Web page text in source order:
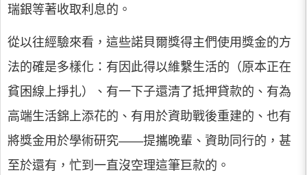
瑞銀等著收取利息的。
從以往經驗來看，這些諾貝爾獎得主們使用獎金的方
法的確是多樣化：有因此得以維繫生活的（原本正在
貧困線上掙扎）、有一下子還清了抵押貸款的、有為
高端生活錦上添花的、有用於資助戰後重建的、也有
將獎金用於學術研究——提攜晚輩、資助同行的，甚
至於還有，忙到一直沒空理這筆巨款的。